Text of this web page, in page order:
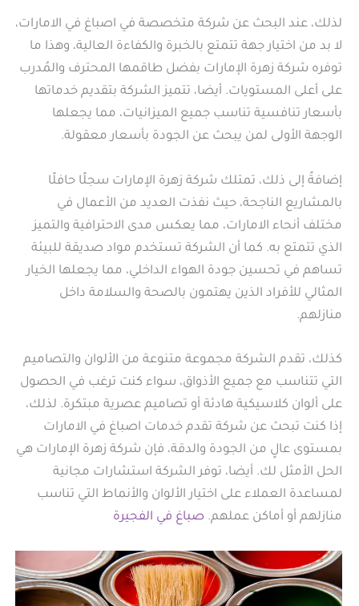
لذلك، عند البحث عن شركة متخصصة في اصباغ في الامارات،
لا بد من اختيار جهة تتمتع بالخبرة والكفاءة العالية، وهذا ما
توفره شركة زهرة الإمارات بفضل طاقمها المحترف والمُدرب
على أعلى المستويات. أيضا، تتميز الشركة بتقديم خدماتها
بأسعار تنافسية تناسب جميع الميزانيات، مما يجعلها
الوجهة الأولى لمن يبحث عن الجودة بأسعار معقولة.
إضافةً إلى ذلك، تمتلك شركة زهرة الإمارات سجلًا حافلًا
بالمشاريع الناجحة، حيث نفذت العديد من الأعمال في
مختلف أنحاء الامارات، مما يعكس مدى الاحترافية والتميز
الذي تتمتع به. كما أن الشركة تستخدم مواد صديقة للبيئة
تساهم في تحسين جودة الهواء الداخلي، مما يجعلها الخيار
المثالي للأفراد الذين يهتمون بالصحة والسلامة داخل
منازلهم.
كذلك، تقدم الشركة مجموعة متنوعة من الألوان والتصاميم
التي تتناسب مع جميع الأذواق، سواء كنت ترغب في الحصول
على ألوان كلاسيكية هادئة أو تصاميم عصرية مبتكرة. لذلك،
إذا كنت تبحث عن شركة تقدم خدمات اصباغ في الامارات
بمستوى عالٍ من الجودة والدقة، فإن شركة زهرة الإمارات هي
الحل الأمثل لك. أيضا، توفر الشركة استشارات مجانية
لمساعدة العملاء على اختيار الألوان والأنماط التي تناسب
منازلهم أو أماكن عملهم. صباغ في الفجيرة